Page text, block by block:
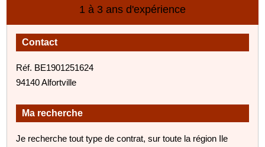
1 à 3 ans d'expérience
Contact
Réf. BE1901251624
94140 Alfortville
Ma recherche
Je recherche tout type de contrat, sur toute la région Ile